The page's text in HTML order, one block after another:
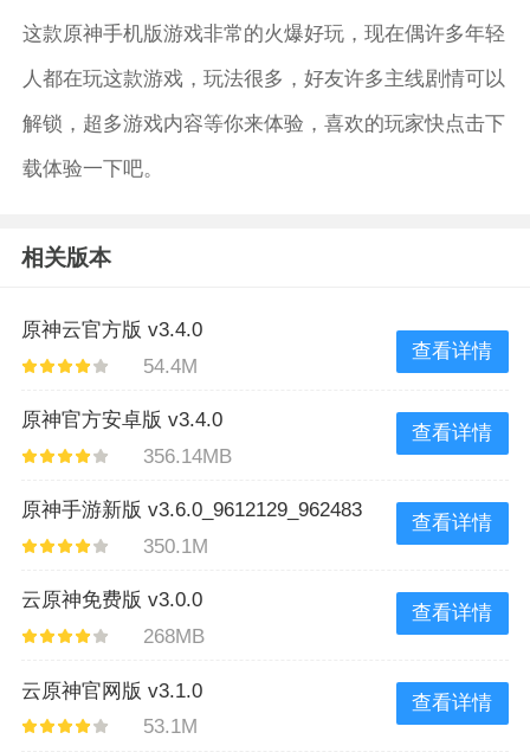
这款原神手机版游戏非常的火爆好玩，现在偶许多年轻
人都在玩这款游戏，玩法很多，好友许多主线剧情可以
解锁，超多游戏内容等你来体验，喜欢的玩家快点击下
载体验一下吧。
相关版本
原神云官方版 v3.4.0
54.4M
查看详情
原神官方安卓版 v3.4.0
356.14MB
查看详情
原神手游新版 v3.6.0_9612129_962483
350.1M
查看详情
云原神免费版 v3.0.0
268MB
查看详情
云原神官网版 v3.1.0
53.1M
查看详情